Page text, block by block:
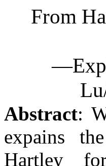
From
Abstract:
expains
Hartley